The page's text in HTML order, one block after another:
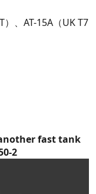
）、AT-15A（UK T7
fast tank
2